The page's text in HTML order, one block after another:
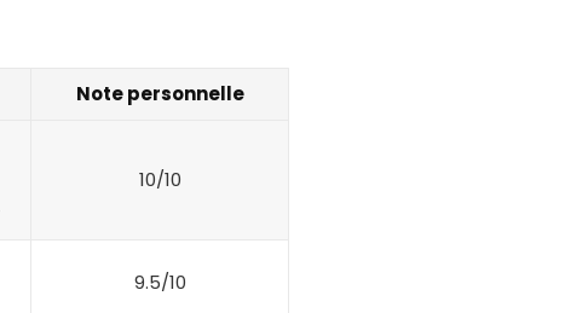
Note personnelle
10/10
9.5/10